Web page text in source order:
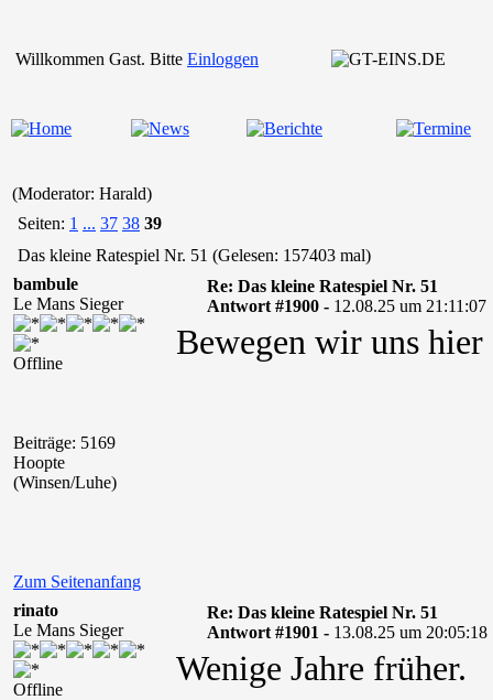
Willkommen Gast. Bitte Einloggen
(Moderator: Harald)
Seiten: 1 ... 37 38 39
Das kleine Ratespiel Nr. 51 (Gelesen: 157403 mal)
bambule
Le Mans Sieger
Offline
Beiträge: 5169
Hoopte
(Winsen/Luhe)
Re: Das kleine Ratespiel Nr. 51
Antwort #1900 - 12.08.25 um 21:11:07
Bewegen wir uns
Zum Seitenanfang
rinato
Le Mans Sieger
Offline
Re: Das kleine Ratespiel Nr. 51
Antwort #1901 - 13.08.25 um 20:05:18
Wenige Jahre früher.